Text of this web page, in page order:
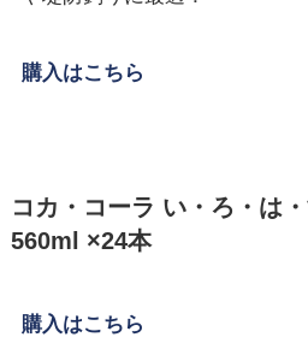
購入はこちら
コカ・コーラ い・ろ・は
560ml ×24本
購入はこちら